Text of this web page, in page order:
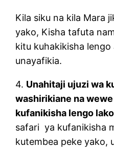
Kila siku na kila Mara
yako, Kisha tafuta
kitu kuhakikisha
unayafikia.
4. Unahitaji ujuzi wa
washirikiane na
kufanikisha lengo lako
safari ya kufanikisha
kutembea peke yako,